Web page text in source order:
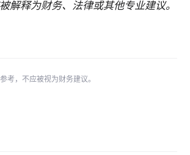
解释为财务、法律或其他专业建议。
考，不应被视为财务建议。